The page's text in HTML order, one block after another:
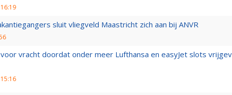
sluit vliegveld Maastricht zich aan bij ANVR
vracht doordat onder meer Lufthansa en easyJet slots